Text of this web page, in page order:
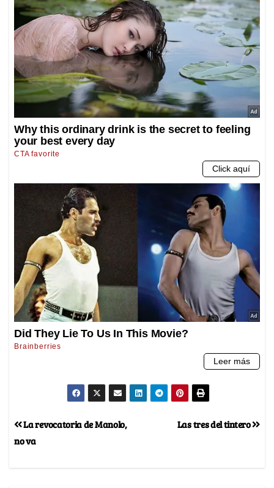
Las tres del tintero
La revocatoria de Manolo,
no va